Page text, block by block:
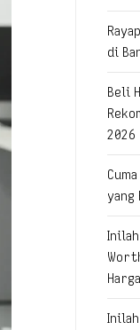
di
Beli
2026
yang